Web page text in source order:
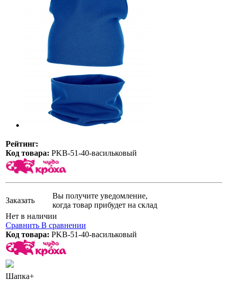
Рейтинг:
Код товара: PKB-51-40-васильковый
Заказать
Вы получите уведомление,
когда товар прибудет на склад
Нет в наличии
Сравнить В сравнении
Код товара: PKB-51-40-васильковый
Шапка+